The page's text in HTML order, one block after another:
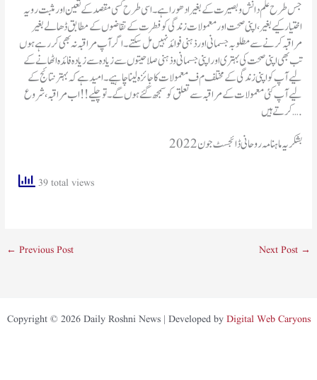
جس طرح علم دانش و بصیرت کے بغیر ادھورا ہے۔ اسی طرح کسی مقصد کے تعین اور مثبت رویہ
اختیار کیے بغیر ، اپنی صحت اور معمولات زندگی کو فطرت کے تقاضوں کے مطابق ڈھالے بغیر
مراقبہ کرنے سے مطلوبہ جسمانی اور ذہنی فوائد نہیں مل سکتے۔ اگر آپ مراقبہ نہ بھی کر رہے ہوں
تب بھی اپنی صحت کی بہتری اور اپنی جسمانی وذہنی صلاحیتوں سے زیادہ سے زیادہ فائد ہ اٹھانے کے
لیے آپ کو اپنی زندگی کے مختلف م ف معمولات کا جائزہ لینا چاہیے۔ امید ہے کہ بہتر نتائج کے
لیے آپ کئی معمولات کے مراقبہ سے تعلق کو سمجھ گئے ہوں گے۔تو چلیے !! اب مراقبہ ، شروع
کرتے ہیں ….
بشکریہ ماہنامہ روحانی ڈائجسٹ جون2022
39 total views
← Previous Post Next Post →
Copyright © 2026 Daily Roshni News | Developed by Digital Web Caryons